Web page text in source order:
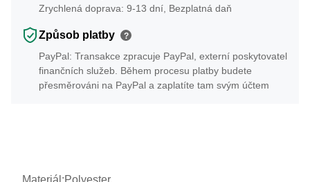
Zrychlená doprava: 9-13 dní, Bezplatná daň
Způsob platby ?
PayPal: Transakce zpracuje PayPal, externí poskytovatel
finančních služeb. Během procesu platby budete
přesměrováni na PayPal a zaplatíte tam svým účtem
Materiál:Polyester.